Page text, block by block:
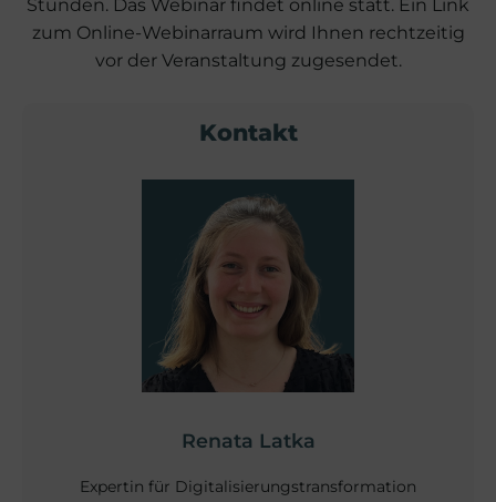
Stunden. Das Webinar findet online statt. Ein Link
zum Online-Webinarraum wird Ihnen rechtzeitig
vor der Veranstaltung zugesendet.
Kontakt
Renata Latka
Expertin für Digitalisierungstransformation